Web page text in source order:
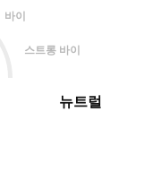
바이
스트롱 바이
뉴트럴